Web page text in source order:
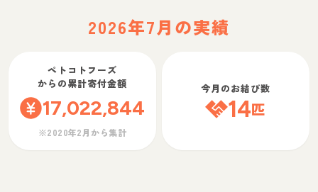
2026年7月の実績
ペトコトフーズ
からの累計寄付金額
17,022,844
※2020年2月から集計
今月のお結び数
14匹